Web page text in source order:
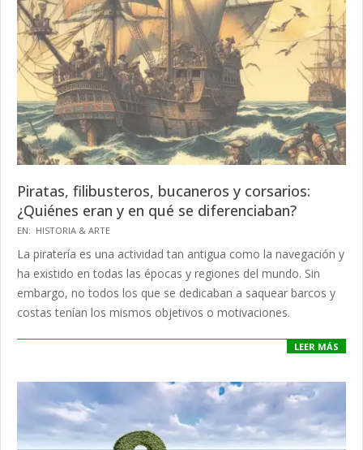
Piratas, filibusteros, bucaneros y corsarios:
¿Quiénes eran y en qué se diferenciaban?
2024-
02-
22
EN: HISTORIA & ARTE
La piratería es una actividad tan antigua como la navegación y
ha existido en todas las épocas y regiones del mundo. Sin
embargo, no todos los que se dedicaban a saquear barcos y
costas tenían los mismos objetivos o motivaciones.
LEER MÁS